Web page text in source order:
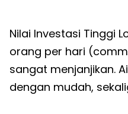
Nilai Investasi Tinggi
orang per hari
sangat menjanjikan.
dengan mudah,